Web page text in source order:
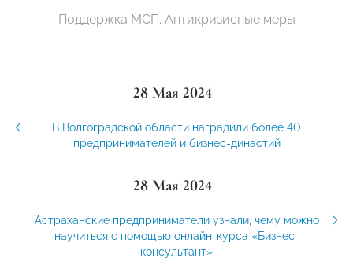
Поддержка МСП. Антикризисные меры
28 Мая 2024
В Волгоградской области наградили более 40
предпринимателей и бизнес-династий
28 Мая 2024
Астраханские предприниматели узнали, чему можно
научиться с помощью онлайн-курса «Бизнес-
консультант»